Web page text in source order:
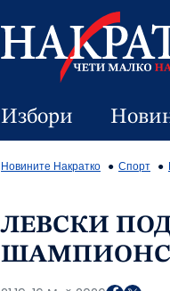
Избори
Новините Накратко Спорт
ЛЕВСКИ